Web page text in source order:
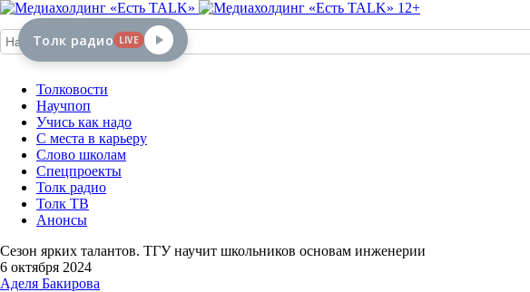
12+
Толковости
Научпоп
Учись как надо
С места в карьеру
Слово школам
Спецпроекты
Толк радио
Толк ТВ
Анонсы
Сезон ярких талантов. ТГУ научит школьников основам инженерии
6 октября 2024
Аделя Бакирова
Толк радио LIVE